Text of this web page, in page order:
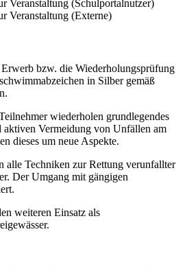
Veranstaltung (Schulportalnutzer)
Veranstaltung (Externe)
bzw. die Wiederholungsprüfung
in Silber gemäß
wiederholen grundlegendes
aktiven Vermeidung von Unfällen am
dieses um neue Aspekte.
alle Techniken zur Rettung verunfallter
Der Umgang mit gängigen
weiteren Einsatz als